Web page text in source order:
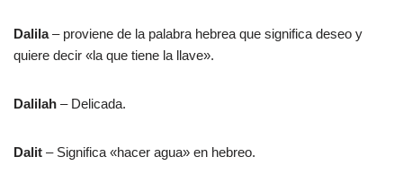
Dalila– proviene de la palabra hebrea que significa deseo y
quiere decir «la que tiene la llave».
Dalilah – Delicada.
Dalit – Significa «hacer agua» en hebreo.